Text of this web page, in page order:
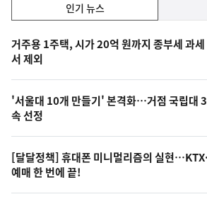
기,
최
신,
오
늘
의
영
상
인기 뉴스
기
뉴
스
거주용 1주택, 시가 20억 원까지 종부세 과
서 제외
'서울대 10개 만들기' 본격화…거점 국립대
속 선정
[달달정책] 휴대폰 미니멀리즘의 실현
예매 한 번에 끝!